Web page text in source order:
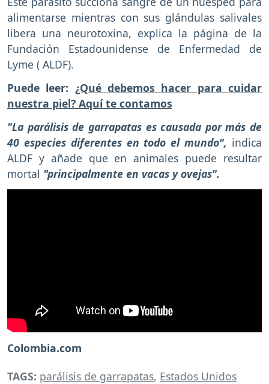
alimentarse mientras con sus glándulas salivales
libera una neurotoxina, explica la página de la
Fundación Estadounidense de Enfermedad de
Lyme ( ALDF).
Puede leer: ¿Qué debemos hacer para cuidar
nuestra piel? Aquí te contamos
"La parálisis de garrapatas es causada por más de
40 especies diferentes en todo el mundo", indica
ALDF y añade que en animales puede resultar
mortal "principalmente en vacas y ovejas".
Colombia.com
TAGS: parálisis de garrapatas, Estados Unidos